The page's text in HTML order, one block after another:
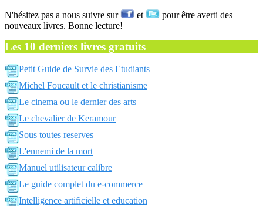
N'hésitez pas a nous suivre sur et
pour être averti des
nouveaux livres. Bonne lecture!
Les 10 derniers livres gratuits
Petit Guide de Survie des Etudiants
Michel Foucault et le christianisme
Le cinema ou le dernier des arts
Le chevalier de Keramour
Sous toutes reserves
L'ennemi de la mort
Manuel utilisateur calibre
Le guide complet du e-commerce
Intelligence artificielle et education